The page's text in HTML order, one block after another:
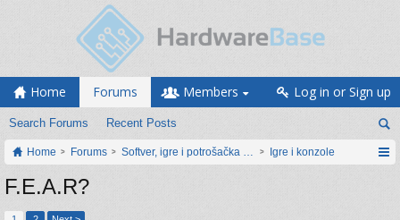
Home Forums
Search Forums Recent Posts
Members Log in or Sign up
Home Forums Softver, igre i potrošačka elektronikaIgre i konzole
F.E.A.R?